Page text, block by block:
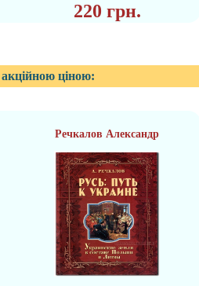
220 грн.
ціною:
Речкалов Александр